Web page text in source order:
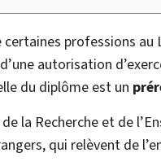
certaines professions
autorisation
du diplôme est un
la Recherche et de
qui relèvent de